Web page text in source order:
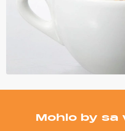
Mohlo by sa